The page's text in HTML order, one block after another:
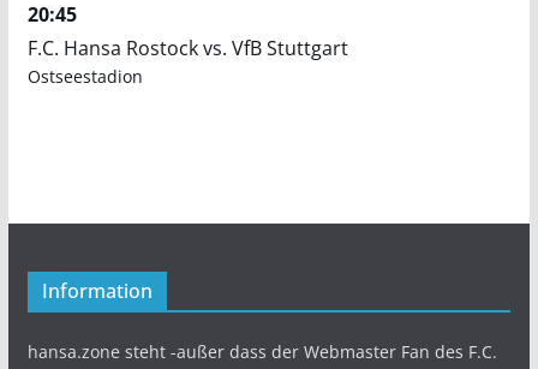
20:45
F.C. Hansa Rostock vs. VfB Stuttgart
Ostseestadion
Information
hansa.zone steht -außer dass der Webmaster Fan des F.C.